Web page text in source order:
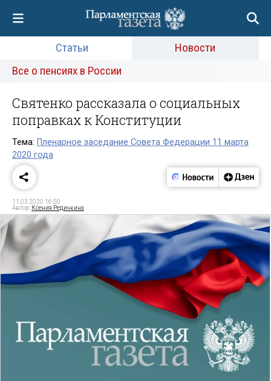
Статьи
Новости
Все о пенсиях в России
Святенко рассказала о социальных
поправках к Конституции
Тема: Пленарное заседание Совета Федерации 11 марта
2020 года
11.03.2020 16:50
Автор: Ксения Редичкина